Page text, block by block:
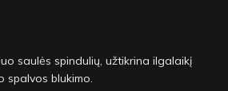
saulės spindulių, užtikrina ilgalaikį
spalvos blukimo.